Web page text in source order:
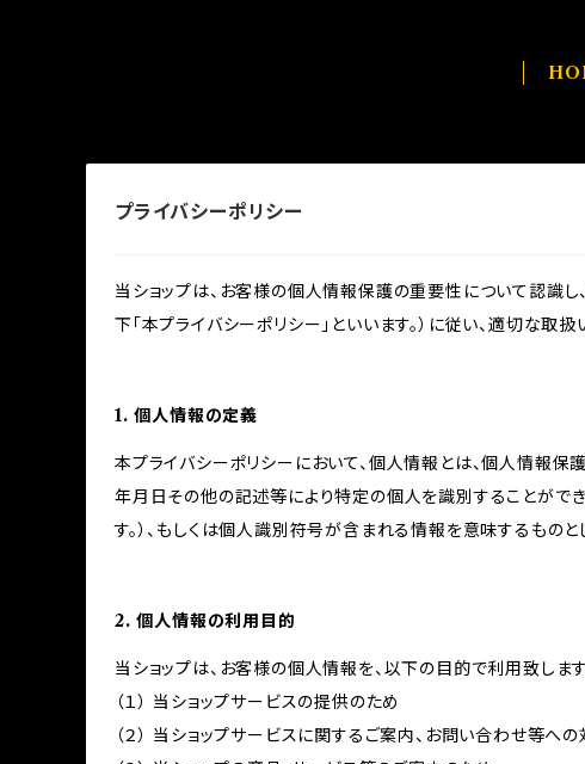
プライバシーポリシー
当ショップは、お客様の個人情報保護の重要性について認識し
下「本プライバシーポリシー」といいます。）に従い、適切な取
1. 個人情報の定義
本プライバシーポリシーにおいて、個人情報とは、個人情報
年月日その他の記述等により特定の個人を識別することがで
す。）、もしくは個人識別符号が含まれる情報を意味するものと
2. 個人情報の利用目的
当ショップは、お客様の個人情報を、以下の目的で利用致します
（１） 当ショップサービスの提供のため
（２） 当ショップサービスに関するご案内、お問い合わせ等へ